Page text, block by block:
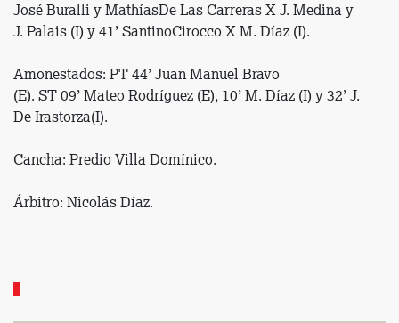
José Buralli y MathíasDe Las Carreras X J. Medina y
J. Palais (I) y 41’ SantinoCirocco X M. Díaz (I).
Amonestados: PT 44’ Juan Manuel Bravo
(E). ST 09’ Mateo Rodríguez (E), 10’ M. Díaz (I) y 32’ J.
De Irastorza(I).
Cancha: Predio Villa Domínico.
Árbitro: Nicolás Díaz.